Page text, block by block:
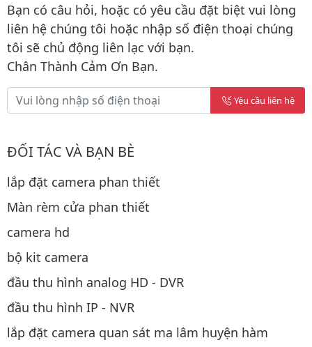
Bạn có câu hỏi, hoặc có yêu cầu đặt biệt vui lòng
liên hệ chúng tôi hoặc nhập số điện thoại chúng
tôi sẽ chủ động liên lạc với bạn.
Chân Thành Cảm Ơn Bạn.
Yêu cầu liên hệ
ĐỐI TÁC VÀ BẠN BÈ
lắp đặt camera phan thiết
Màn rèm cửa phan thiết
camera hd
bộ kit camera
đầu thu hình analog HD - DVR
đầu thu hình IP - NVR
lắp đặt camera quan sát ma lâm huyện hàm